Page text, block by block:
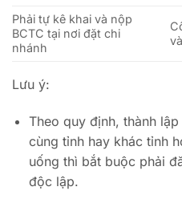
Phải tự kê khai và nộp
BCTC tại nơi đặt chi
nhánh
Lưu ý:
Theo quy định, thành
cùng tỉnh hay khác tỉnh
uống thì bắt buộc phải
độc lập.